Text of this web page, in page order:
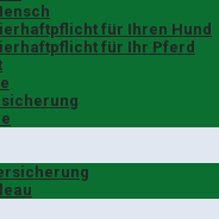
für Ihren Hund
für Ihr Pferd